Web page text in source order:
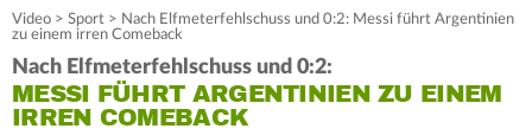
Video > Sport > Nach Elfmeterfehlschuss und 0:2: Messi führt Argentinien
zu einem irren Comeback
Nach Elfmeterfehlschuss und 0:2:
MESSI FÜHRT ARGENTINIEN ZU EINEM
IRREN COMEBACK